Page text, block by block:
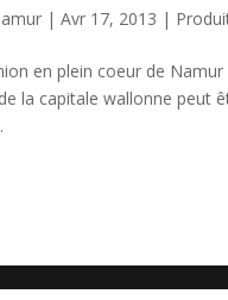
|Avr 17, 2013 |
en plein coeur de
la capitale wallonne peut